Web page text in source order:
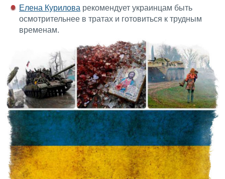
Елена Курилова рекомендует украинцам быть
осмотрительнее в тратах и готовиться к трудным
временам.